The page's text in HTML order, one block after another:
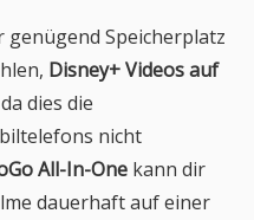
Speicherplatz
Disney+ Videos auf
dies die
nicht
All-In-One kann dir
dauerhaft auf einer